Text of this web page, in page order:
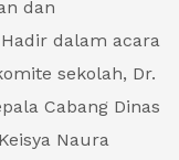
dan
dalam acara
sekolah, Dr.
Cabang Dinas
Naura